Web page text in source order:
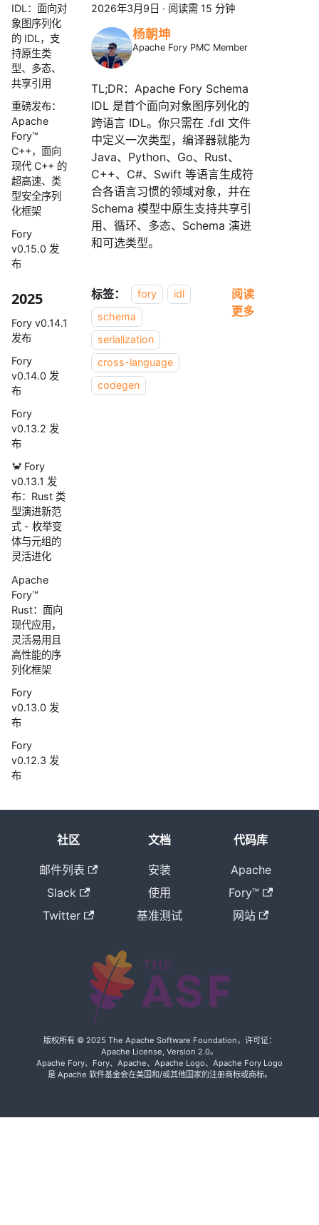
IDL：面向对
象图序列化
的 IDL，支
持原生类
型、多态、
共享引用
重磅发布：
Apache
Fory™
C++，面向
现代 C++ 的
超高速、类
型安全序列
化框架
Fory
v0.15.0 发
布
2025
Fory v0.14.1
发布
Fory
v0.14.0 发
布
Fory
v0.13.2 发
布
🦀 Fory
v0.13.1 发
布：Rust 类
型演进新范
式 - 枚举变
体与元组的
灵活进化
Apache
Fory™
Rust：面向
现代应用，
灵活易用且
高性能的序
列化框架
Fory
v0.13.0 发
布
Fory
v0.12.3 发
布
v0.12.2 发
2026年3月9日 · 阅读需 15 分钟
杨朝坤
Apache Fory PMC Member
TL;DR：Apache Fory Schema
IDL 是首个面向对象图序列化的
跨语言 IDL。你只需在 .fdl 文件
中定义一次类型，编译器就能为
Java、Python、Go、Rust、
C++、C#、Swift 等语言生成符
合各语言习惯的领域对象，并在
Schema 模型中原生支持共享引
用、循环、多态、Schema 演进
和可选类型。
标签： fory
idl
schema
serialization
cross-language
codegen
阅读
更多
社区
邮件列表
Slack
Twitter
文档
安装
使用
基准测试
代码库
Apache
Fory™
网站
版权所有 © 2025 The Apache Software Foundation，许可证：
Apache License, Version 2.0。
Apache Fory、Fory、Apache、Apache Logo、Apache Fory Logo
是 Apache 软件基金会在美国和/或其他国家的注册商标或商标。